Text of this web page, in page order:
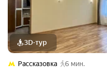
3D-тур
Рассказовка
6 мин.